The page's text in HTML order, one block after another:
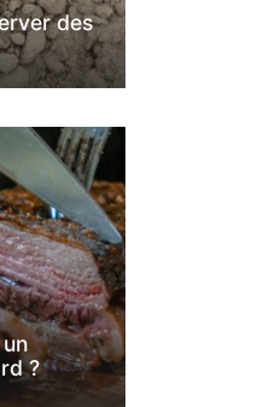
A LA UNE
Comment
des
?